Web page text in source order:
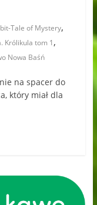
Tale of Mystery,
Królikula tom 1 ,
Nowa Baśń
na spacer do
który miał dla